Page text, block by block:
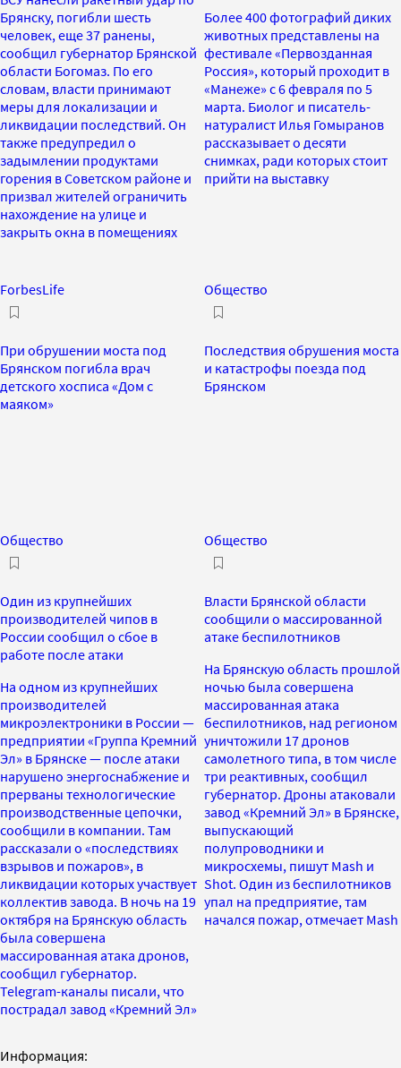
Брянску, погибли шесть
человек, еще 37 ранены,
сообщил губернатор Брянской
области Богомаз. По его
словам, власти принимают
меры для локализации и
ликвидации последствий. Он
также предупредил о
задымлении продуктами
горения в Советском районе и
призвал жителей ограничить
нахождение на улице и
закрыть окна в помещениях
Более 400 фотографий диких
животных представлены на
фестивале «Первозданная
Россия», который проходит в
«Манеже» с 6 февраля по 5
марта. Биолог и писатель-
натуралист Илья Гомыранов
рассказывает о десяти
снимках, ради которых стоит
прийти на выставку
ForbesLife
При обрушении моста под
Брянском погибла врач
детского хосписа «Дом с
маяком»
Общество
Последствия обрушения моста
и катастрофы поезда под
Брянском
Общество
Один из крупнейших
производителей чипов в
России сообщил о сбое в
работе после атаки
На одном из крупнейших
производителей
микроэлектроники в России —
предприятии «Группа Кремний
Эл» в Брянске — после атаки
нарушено энергоснабжение и
прерваны технологические
производственные цепочки,
сообщили в компании. Там
рассказали о «последствиях
взрывов и пожаров», в
ликвидации которых участвует
коллектив завода. В ночь на 19
октября на Брянскую область
была совершена
массированная атака дронов,
сообщил губернатор.
Telegram-каналы писали, что
пострадал завод «Кремний Эл»
Общество
Власти Брянской области
сообщили о массированной
атаке беспилотников
На Брянскую область прошлой
ночью была совершена
массированная атака
беспилотников, над регионом
уничтожили 17 дронов
самолетного типа, в том числе
три реактивных, сообщил
губернатор. Дроны атаковали
завод «Кремний Эл» в Брянске,
выпускающий
полупроводники и
микросхемы, пишут Mash и
Shot. Один из беспилотников
упал на предприятие, там
начался пожар, отмечает Mash
Информация: